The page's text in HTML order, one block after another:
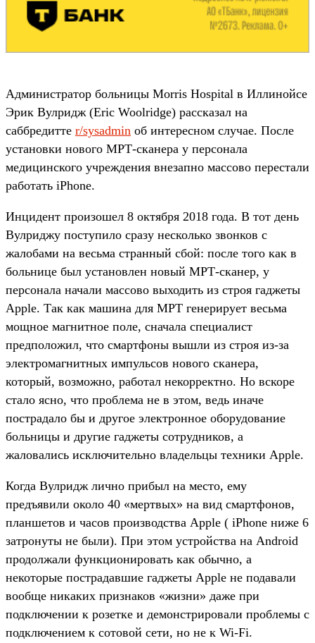
Администратор больницы Morris Hospital в Иллинойсе
Эрик Вулридж (Eric Woolridge) рассказал на
саббредитте r/sysadmin об интересном случае. После
установки нового МРТ-сканера у персонала
медицинского учреждения внезапно массово перестали
работать iPhone.
Инцидент произошел 8 октября 2018 года. В тот день
Вулриджу поступило сразу несколько звонков с
жалобами на весьма странный сбой: после того как в
больнице был установлен новый МРТ-сканер, у
персонала начали массово выходить из строя гаджеты
Apple. Так как машина для МРТ генерирует весьма
мощное магнитное поле, сначала специалист
предположил, что смартфоны вышли из строя из-за
электромагнитных импульсов нового сканера,
который, возможно, работал некорректно. Но вскоре
стало ясно, что проблема не в этом, ведь иначе
пострадало бы и другое электронное оборудование
больницы и другие гаджеты сотрудников, а
жаловались исключительно владельцы техники Apple.
Когда Вулридж лично прибыл на место, ему
предъявили около 40 «мертвых» на вид смартфонов,
планшетов и часов производства Apple ( iPhone ниже 6
затронуты не были). При этом устройства на Android
продолжали функционировать как обычно, а
некоторые пострадавшие гаджеты Apple не подавали
вообще никаких признаков «жизни» даже при
подключении к розетке и демонстрировали проблемы с
подключением к сотовой сети, но не к Wi-Fi.